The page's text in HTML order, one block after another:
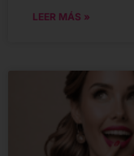
LEER MÁS »